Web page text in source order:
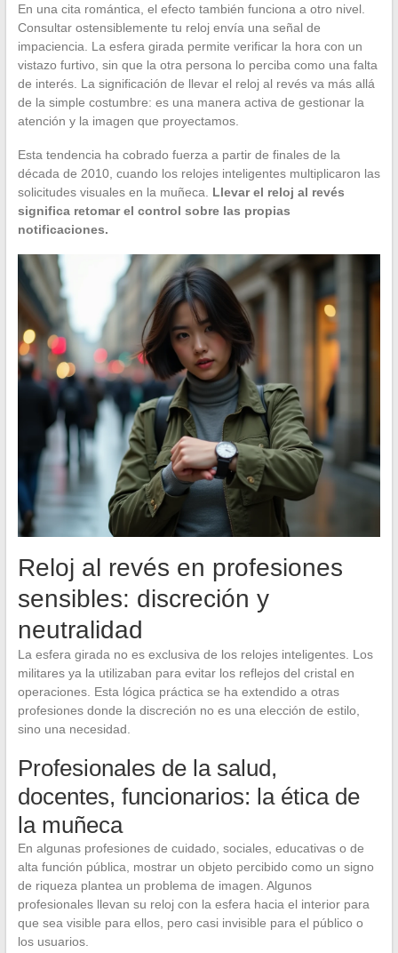
En una cita romántica, el efecto también funciona a otro nivel.
Consultar ostensiblemente tu reloj envía una señal de
impaciencia. La esfera girada permite verificar la hora con un
vistazo furtivo, sin que la otra persona lo perciba como una falta
de interés. La significación de llevar el reloj al revés va más allá
de la simple costumbre: es una manera activa de gestionar la
atención y la imagen que proyectamos.
Esta tendencia ha cobrado fuerza a partir de finales de la
década de 2010, cuando los relojes inteligentes multiplicaron las
solicitudes visuales en la muñeca. Llevar el reloj al revés
significa retomar el control sobre las propias
notificaciones.
Reloj al revés en profesiones
sensibles: discreción y
neutralidad
La esfera girada no es exclusiva de los relojes inteligentes. Los
militares ya la utilizaban para evitar los reflejos del cristal en
operaciones. Esta lógica práctica se ha extendido a otras
profesiones donde la discreción no es una elección de estilo,
sino una necesidad.
Profesionales de la salud,
docentes, funcionarios: la ética de
la muñeca
En algunas profesiones de cuidado, sociales, educativas o de
alta función pública, mostrar un objeto percibido como un signo
de riqueza plantea un problema de imagen. Algunos
profesionales llevan su reloj con la esfera hacia el interior para
que sea visible para ellos, pero casi invisible para el público o
los usuarios.